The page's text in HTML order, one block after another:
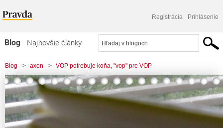
Registrácia Prihlásenie
Blog
Najnovšie články
Najčítanejšie články
Najkomentovanejšie články
Zoznam blogov
Komerčné blogy
Blog > axon > VOP potrebuje koňa, "vop" pre VOP